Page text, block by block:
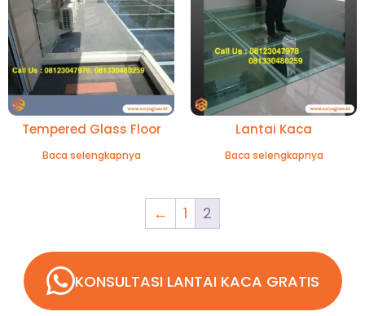
Tempered Glass Floor
Baca selengkapnya
Lantai Kaca
Baca selengkapnya
← 1 2
KONSULTASI LANTAI KACA GRATIS